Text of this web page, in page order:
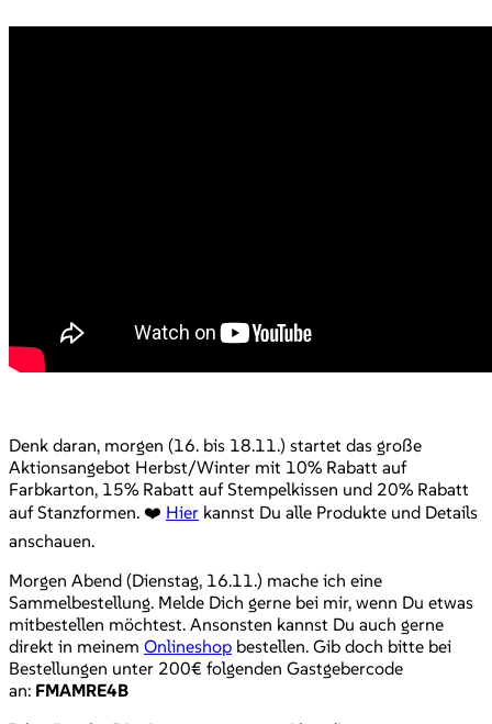
Denk daran, morgen (16. bis 18.11.) startet das große
Aktionsangebot Herbst/Winter mit 10% Rabatt auf
Farbkarton, 15% Rabatt auf Stempelkissen und 20% Rabatt
auf Stanzformen. ❤️ Hier kannst Du alle Produkte und Details
anschauen.
Morgen Abend (Dienstag, 16.11.) mache ich eine
Sammelbestellung. Melde Dich gerne bei mir, wenn Du etwas
mitbestellen möchtest. Ansonsten kannst Du auch gerne
direkt in meinem Onlineshop bestellen. Gib doch bitte bei
Bestellungen unter 200€ folgenden Gastgebercode
an: FMAMRE4B